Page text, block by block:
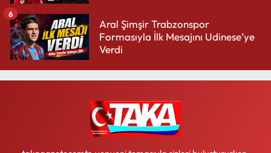
Aral Şimşir Trabzonspor
Formasıyla İlk Mesajını Udinese’ye
Verdi
6